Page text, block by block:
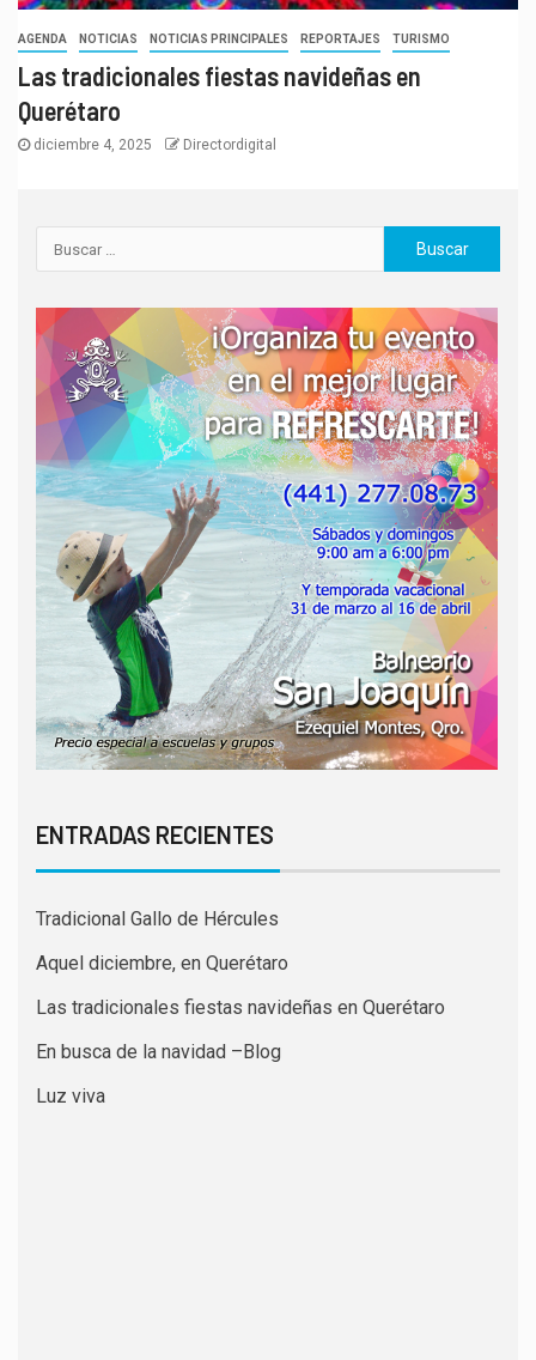
AGENDA NOTICIAS NOTICIAS PRINCIPALES REPORTAJES TURISMO
Las tradicionales fiestas navideñas en
Querétaro
diciembre 4, 2025 Directordigital
ENTRADAS RECIENTES
Tradicional Gallo de Hércules
Aquel diciembre, en Querétaro
Las tradicionales fiestas navideñas en Querétaro
En busca de la navidad –Blog
Luz viva